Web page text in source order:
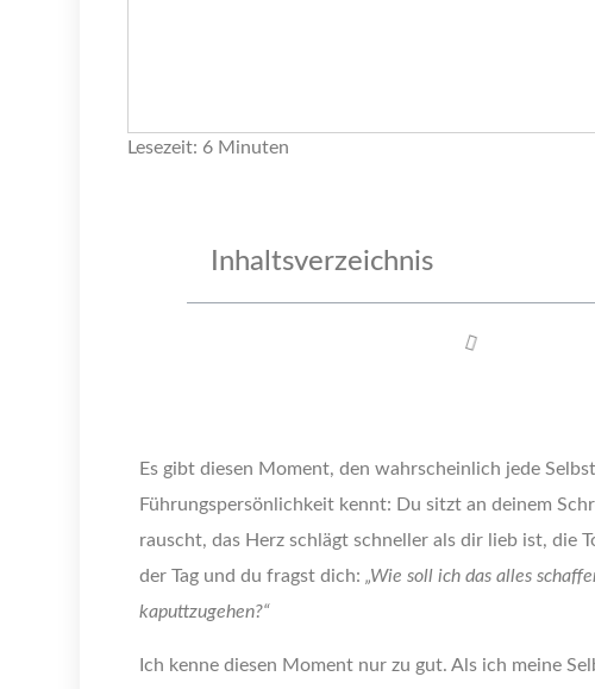
Lesezeit: 6 Minuten
Inhaltsverzeichnis
Es gibt diesen Moment, den wahrscheinlich jede
Führungspersönlichkeit kennt: Du sitzt an deinem
rauscht, das Herz schlägt schneller als dir lieb ist, die
der Tag und du fragst dich:„Wie soll ich das alles
kaputtzugehen?“
Ich kenne diesen Moment nur zu gut. Als ich meine